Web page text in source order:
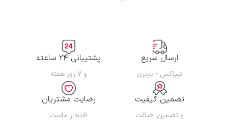
ارسال سریع
تیپاکس - باربری
پشتیبانی ۲۴ ساعته
و ۷ روز هفته
تضمین کیفیت
و تضمین اصالت
رضایت مشتریان
افتخار ماست